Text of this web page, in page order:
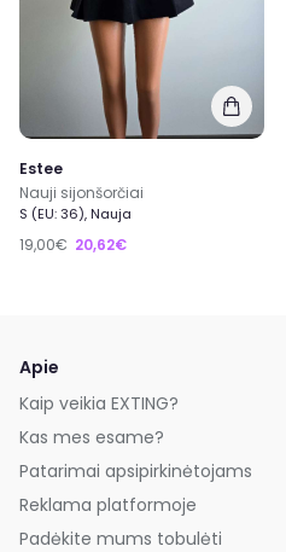
Estee
Nauji sijonšorčiai
S (EU: 36), Nauja
19,00€ 20,62€
Apie
Kaip veikia EXTING?
Kas mes esame?
Patarimai apsipirkinėtojams
Reklama platformoje
Padėkite mums tobulėti